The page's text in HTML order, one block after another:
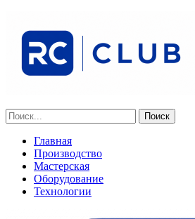
Главная
Производство
Мастерская
Оборудование
Технологии